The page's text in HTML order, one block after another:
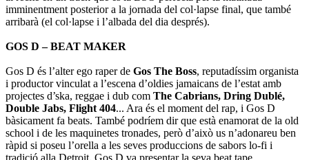
imminentment posterior a la jornada del col·lapse final, que també
arribarà (el col·lapse i l’albada del dia després).
GOS D – BEAT MAKER
Gos D és l’alter ego raper de Gos The Boss, reputadíssim organista
i productor vinculat a l’escena d’oldies jamaicans de l’estat amb
projectes d’ska, reggae i dub com The Cabrians, Dring Dublé,
Double Jabs, Flight 404... Ara és el moment del rap, i Gos D
bàsicament fa beats. També podríem dir que està enamorat de la old
school i de les maquinetes tronades, però d’això us n’adonareu ben
ràpid si poseu l’orella a les seves produccions de sabors lo-fi i